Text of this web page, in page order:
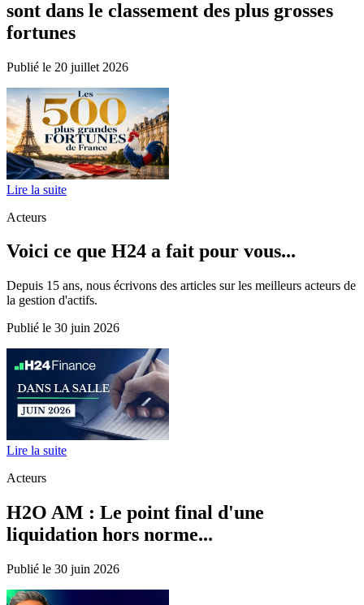
sont dans le classement des plus grosses
fortunes
Publié le 20 juillet 2026
Lire la suite
Acteurs
Voici ce que H24 a fait pour vous...
Depuis 15 ans, nous écrivons des articles sur les meilleurs acteurs de
la gestion d'actifs.
Publié le 30 juin 2026
Lire la suite
Acteurs
H2O AM : Le point final d'une
liquidation hors norme...
Publié le 30 juin 2026